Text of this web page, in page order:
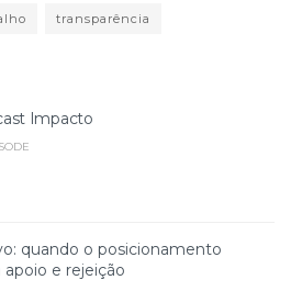
transparência
Impacto
quando o posicionamento
e rejeição